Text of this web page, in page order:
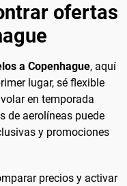
ofertas
a Copenhague, aquí
lugar, sé flexible
en temporada
de aerolíneas puede
y promociones
precios y activar